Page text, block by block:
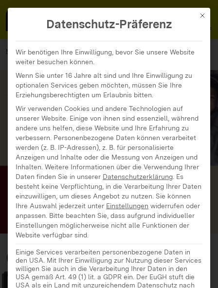
MENÜ
MedienFokus BW ...
Materialien
Ohrenspitzer – Hörförderung für Kinder
Ohrenspitzer –
Hörförderung für
Mit
Datenschutz-Präferenz
Wir benötigen Ihre Einwilligung, bevor Sie unsere Website
weiter besuchen können.
Wenn Sie unter 16 Jahre alt sind und Ihre Einwilligung zu
optionalen Services geben möchten, müssen Sie Ihre
Erziehungsberechtigten um Erlaubnis bitten.
Wir verwenden Cookies und andere Technologien auf
unserer Website. Einige von ihnen sind essenziell, während
andere uns helfen, diese Website und Ihre Erfahrung zu
verbessern. Personenbezogene Daten können verarbeitet
werden (z. B. IP-Adressen), z. B. für personalisierte
Anzeigen und Inhalte oder die Messung von Anzeigen und
Inhalten. Weitere Informationen über die Verwendung Ihrer
Daten finden Sie in unserer Datenschutzerklärung Es
besteht keine Verpflichtung, in die Verarbeitung Ihrer Daten
einzuwilligen, um dieses Angebot zu nutzen. Sie können
Ihre Auswahl jederzeit unter Einstellungen widerrufen oder
anpassen. Bitte beachten Sie, dass aufgrund individueller
Einstellungen möglicherweise nicht alle Funktionen der
Website verfügbar sind.
Einige Services verarbeiten personenbezogene Daten in
den USA. Mit Ihrer Einwilligung zur Nutzung dieser Services
willigen Sie auch in die Verarbeitung Ihrer Daten in den
USA gemäß Art. 49 (1) lit. a GDPR ein. Der EuGH stuft die
USA als ein Land mit unzureichendem Datenschutz nach